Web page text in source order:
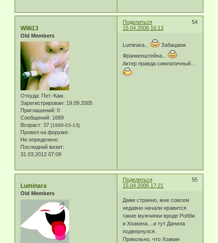
Поделиться
54
15.04.2006 16:13
Willi13
Old Members
Откуда: Пет.-Кам.
Зарегистрирован: 19.09.2005
Приглашений: 0
Сообщений: 1689
Возраст: 37 [1989-03-13]
Провел на форуме:
Не определено
Последний визит:
31.03.2012 07:09
Luminara...
Забацаем
Франкенштейна...
Актер правда симпатичный...
Поделиться
55
15.04.2006 17:21
Luminara
Old Members
Даже странно, мне совсем
недавно начали нравится
такие мужчинки вроде Робби
и Хоакина....и тут Данила
подвернулся.
Прикольно, что Хоакин